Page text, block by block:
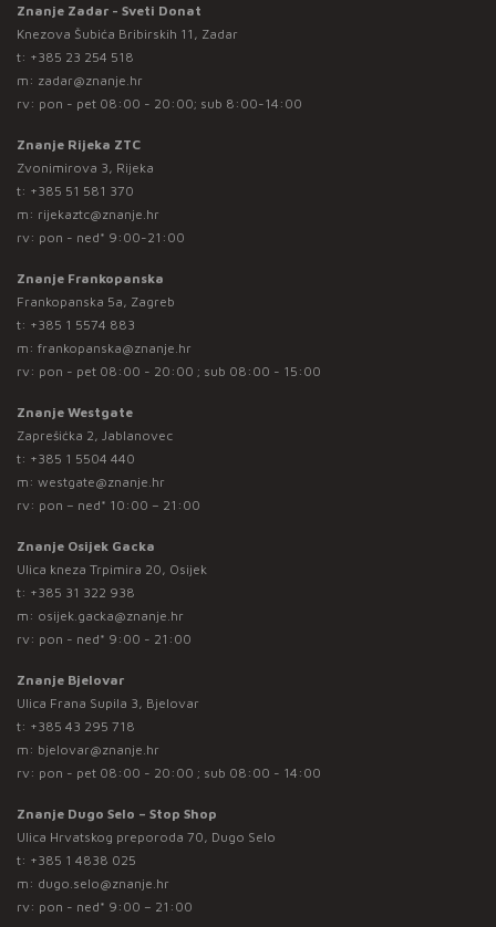
Znanje Zadar - Sveti Donat
Knezova Šubića Bribirskih 11, Zadar
t: +385 23 254 518
m: zadar@znanje.hr
rv: pon - pet 08:00 - 20:00; sub 8:00-14:00
Znanje Rijeka ZTC
Zvonimirova 3, Rijeka
t: +385 51 581 370
m: rijekaztc@znanje.hr
rv: pon - ned* 9:00-21:00
Znanje Frankopanska
Frankopanska 5a, Zagreb
t: +385 1 5574 883
m: frankopanska@znanje.hr
rv: pon - pet 08:00 - 20:00 ; sub 08:00 - 15:00
Znanje Westgate
Zaprešićka 2, Jablanovec
t: +385 1 5504 440
m: westgate@znanje.hr
rv: pon – ned* 10:00 – 21:00
Znanje Osijek Gacka
Ulica kneza Trpimira 20, Osijek
t: +385 31 322 938
m: osijek.gacka@znanje.hr
rv: pon - ned* 9:00 - 21:00
Znanje Bjelovar
Ulica Frana Supila 3, Bjelovar
t: +385 43 295 718
m: bjelovar@znanje.hr
rv: pon - pet 08:00 - 20:00 ; sub 08:00 - 14:00
Znanje Dugo Selo – Stop Shop
Ulica Hrvatskog preporoda 70, Dugo Selo
t: +385 1 4838 025
m: dugo.selo@znanje.hr
rv: pon - ned* 9:00 – 21:00